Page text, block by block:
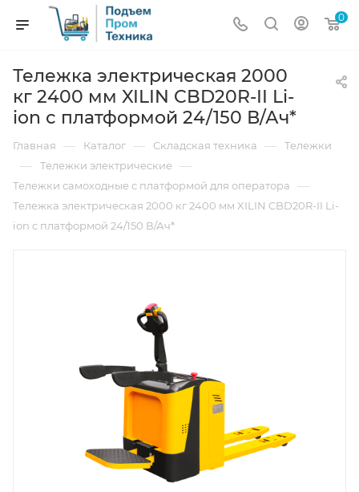
0
Тележка электрическая 2000
кг 2400 мм XILIN CBD20R-II Li-
ion с платформой 24/150 В/Ач*
Главная — Каталог — Складская техника — Тележки
— Тележки электрические —
Тележки самоходные с платформой для оператора —
Тележка электрическая 2000 кг 2400 мм XILIN CBD20R-II Li-
ion с платформой 24/150 В/Ач*